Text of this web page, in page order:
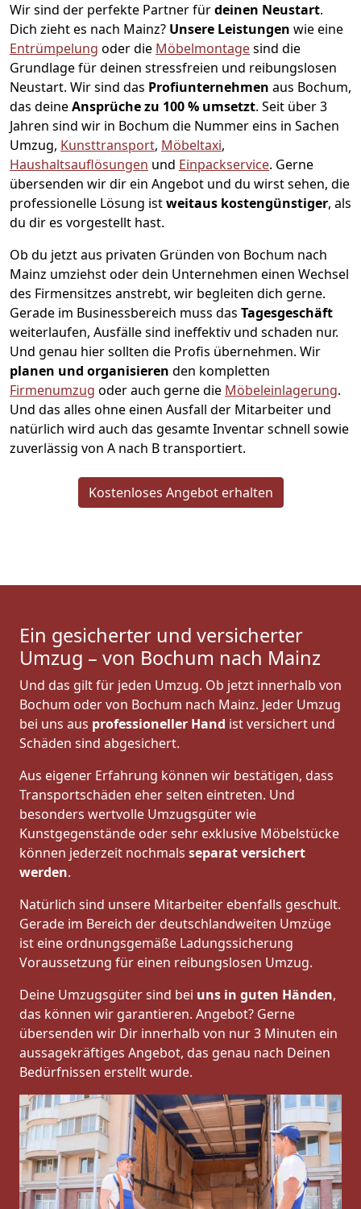
Wir sind der perfekte Partner fürdeinen Neustart.
Dich zieht es nach Mainz? Unsere Leistungen wie eine
Entrümpelung oder die Möbelmontagesind die
Grundlage für deinen stressfreien und reibungslosen
Neustart. Wir sind das Profiunternehmen aus Bochum,
das deineAnsprüche zu 100 % umsetzt. Seit über 3
Jahren sind wir in Bochum die Nummer eins in Sachen
Umzug, Kunsttransport, Möbeltaxi,
Haushaltsauflösungen und Einpackservice. Gerne
übersenden wir dir ein Angebot und du wirst sehen, die
professionelle Lösung istweitaus kostengünstiger, als
du dir es vorgestellt hast.
Ob du jetzt aus privaten Gründen von Bochum nach
Mainz umziehst oder dein Unternehmen einen Wechsel
des Firmensitzes anstrebt, wir begleiten dich gerne.
Gerade im Businessbereich muss das Tagesgeschäft
weiterlaufen, Ausfälle sind ineffektiv und schaden nur.
Und genau hier sollten die Profis übernehmen. Wir
planen und organisieren den kompletten
Firmenumzug oder auch gerne die Möbeleinlagerung.
Und das alles ohne einen Ausfall der Mitarbeiter und
natürlich wird auch das gesamte Inventar schnell sowie
zuverlässig von A nach B transportiert.
Kostenloses Angebot erhalten
Ein gesicherter und versicherter
Umzug – von Bochum nach Mainz
Und das gilt für jeden Umzug. Ob jetzt innerhalb von
Bochum oder von Bochum nach Mainz. Jeder Umzug
bei uns aus professioneller Hand ist versichert und
Schäden sind abgesichert.
Aus eigener Erfahrung können wir bestätigen, dass
Transportschäden eher selten eintreten. Und
besonders wertvolle Umzugsgüter wie
Kunstgegenstände oder sehr exklusive Möbelstücke
können jederzeit nochmals separat versichert
werden.
Natürlich sind unsere Mitarbeiter ebenfalls geschult.
Gerade im Bereich der deutschlandweiten Umzüge
ist eine ordnungsgemäße Ladungssicherung
Voraussetzung für einen reibungslosen Umzug.
Deine Umzugsgüter sind bei uns in guten Händen,
das können wir garantieren. Angebot? Gerne
übersenden wir Dir innerhalb von nur 3 Minuten ein
aussagekräftiges Angebot, das genau nach Deinen
Bedürfnissen erstellt wurde.